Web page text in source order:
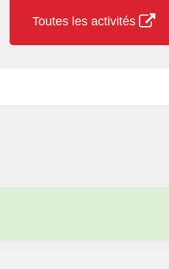
Toutes les activités